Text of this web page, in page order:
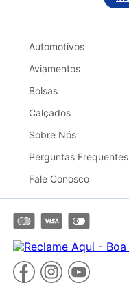
Automotivos
Aviamentos
Bolsas
Calçados
Sobre Nós
Perguntas Frequentes
Fale Conosco